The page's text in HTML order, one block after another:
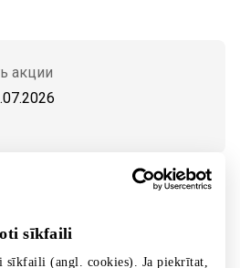
sīkfaili
sīkfaili (angl. cookies). Ja piekrītat,
акции
на весенне-летнюю